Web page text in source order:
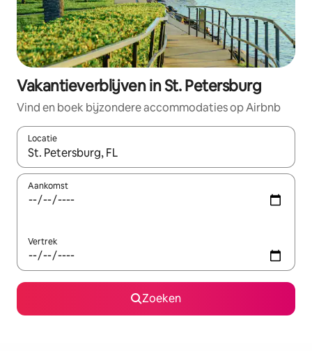
Vakantieverblijven in St. Petersburg
Vind en boek bijzondere accommodaties op Airbnb
Locatie
Wanneer er resultaten beschikbaar zijn, maak je een keuze
Aankomst
Vertrek
Zoeken